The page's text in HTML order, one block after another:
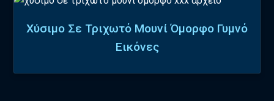
Χύσιμο Σε Τριχωτό Μουνί Όμορφο Γυμνό
Εικόνες